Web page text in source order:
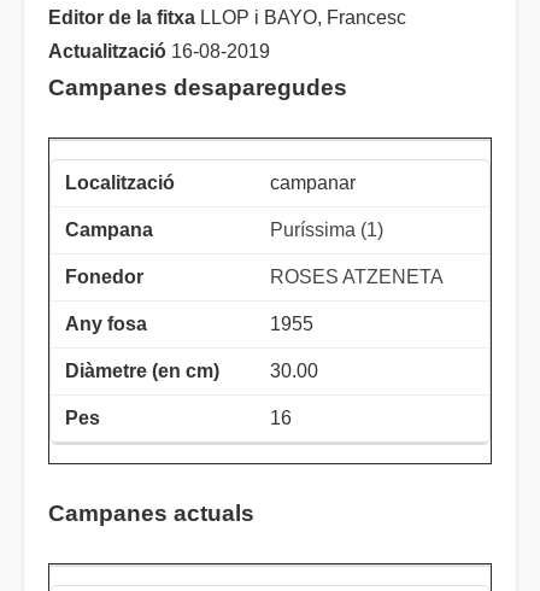
Editor de la fitxa LLOP i BAYO, Francesc
Actualització 16-08-2019
Campanes desaparegudes
campanar
Puríssima (1)
ROSES ATZENETA
1955
30.00
16
Campanes actuals